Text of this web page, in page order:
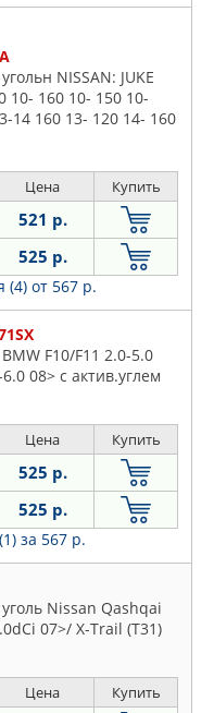
NISSAN: JUKE
10- 160 10- 150 10-
14 160 13- 120 14- 160
Цена Купить
521 р.
525 р.
(4) от 567 р.
F10/F11 2.0-5.0
08> с актив.углем
Цена Купить
525 р.
525 р.
за 567 р.
Nissan Qashqai
07>/ X-Trail (T31)
Цена Купить